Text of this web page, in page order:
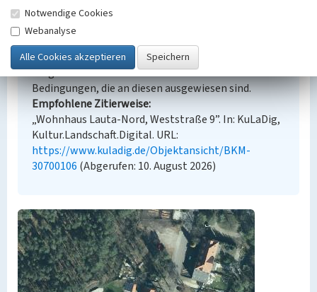
Urheberrechtlicher Hinweis
Der hier präsentierte Inhalt steht unter der freien
Lizenz CC BY-NC 4.0 (Namensnennung, nicht
kommerziell). Die angezeigten Medien unterliegen
möglicherweise zusätzlichen urheberrechtlichen
Bedingungen, die an diesen ausgewiesen sind.
Empfohlene Zitierweise
„Wohnhaus Lauta-Nord, Weststraße 9”. In: KuLaDig,
Kultur.Landschaft.Digital. URL:
https://www.kuladig.de/Objektansicht/BKM-
30700106 (Abgerufen: 10. August 2026)
Notwendige Cookies
Webanalyse